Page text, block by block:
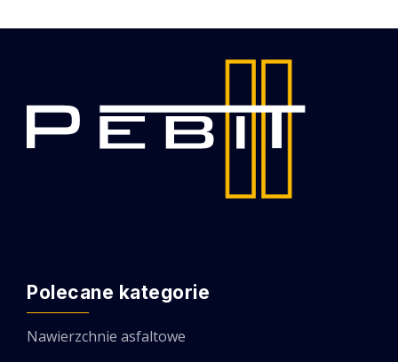
Polecane kategorie
Nawierzchnie asfaltowe